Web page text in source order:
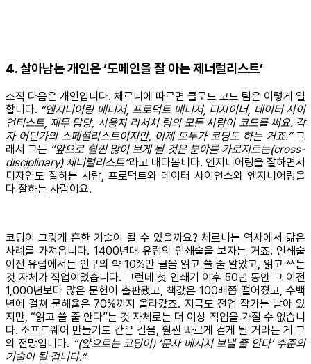
4. 살아남는 개인은 ‘도메인을 잘 아는 제너럴리스트’
조직 다음은 개인입니다. 체르니에 따르면 클로드 코드 팀은 이렇게 일
합니다. “엔지니어링 매니저, 프로덕트 매니저, 디자이너, 데이터 사이
언티스트, 재무 담당, 사용자 리서처 팀의 모든 사람이 코드를 써요. 각
자 어딘가의 스페셜리스트이지만, 이제 모두가 코딩도 하는 거죠.”그
래서 그는 “앞으로 훨씬 많이 보게 될 것은 분야를 가로지르는(cross-
disciplinary) 제너럴리스트”라고 내다봅니다. 엔지니어링을 잘하면서
디자인도 잘하는 사람, 프로덕트와 데이터 사이언스와 엔지니어링을
다 잘하는 사람이요.
코딩이 그렇게 흔한 기술이 될 수 있을까요? 체르니는 역사에서 닮은
사례를 가져옵니다. 1400년대 유럽의 인쇄술을 보자는 거죠. 인쇄술
이전 유럽에서는 인구의 약 10%만 글을 읽고 쓸 줄 알았고, 읽고 쓰는
것 자체가 직업이었습니다. 그런데 첫 인쇄기 이후 50년 동안 그 이전
1,000년보다 많은 문헌이 출판됐고, 책값은 100배쯤 떨어졌고, 수백
년에 걸쳐 문해율은 70%까지 올라갔죠. 지금도 전업 작가는 남아 있
지만, “읽고 쓸 줄 안다”는 것 자체로는 더 이상 직업을 가질 수 없습니
다. 소프트웨어 만들기도 같은 길을, 훨씬 빠르게 걷게 될 거라는 게 그
의 전망입니다. “(앞으로는 코딩이) ‘문자 메시지 보낼 줄 안다’ 수준의
기술이 될 겁니다.”